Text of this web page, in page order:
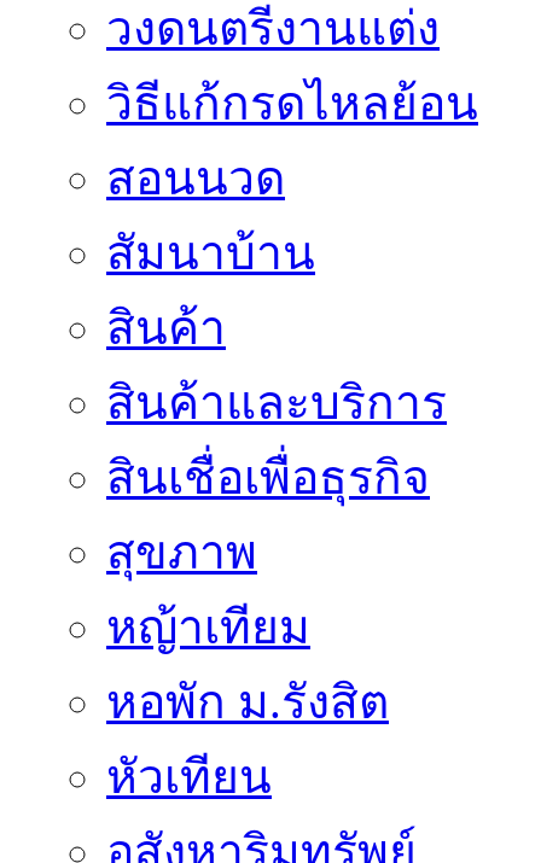
วงดนตรีงานแต่ง
วิธีแก้กรดไหลย้อน
สอนนวด
สัมนาบ้าน
สินค้า
สินค้าและบริการ
สินเชื่อเพื่อธุรกิจ
สุขภาพ
หญ้าเทียม
หอพัก ม.รังสิต
หัวเทียน
อสังหาริมทรัพย์